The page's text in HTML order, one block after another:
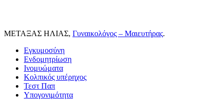
ΜΕΤΑΞΑΣ ΗΛΙΑΣ, Γυναικολόγος – Μαιευτήρας.
Εγκυμοσύνη
Ενδομητρίωση
Ινομυώματα
Κολπικός υπέρηχος
Τεστ Παπ
Υπογονιμότητα